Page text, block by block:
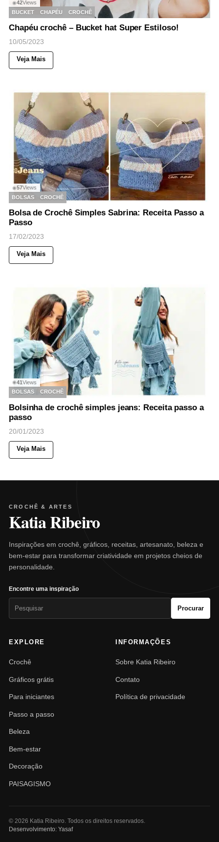
◉42Views
BUCKET
CHAPÉU CROCHÊ
Chapéu crochê – Bucket hat Super Estiloso!
10/05/2023
Veja Mais
◉57Views
BOLSAS
CROCHÊ
Bolsa de Crochê Simples Sabrina: Receita Passo a
Passo
17/02/2023
Veja Mais
◉41Views
BOLSAS
CROCHÊ
Bolsinha de crochê simples jeans: Receita passo a
passo
20/01/2023
Veja Mais
CROCHÊ & ARTES
Katia Ribeiro
Inspirações em crochê, gráficos, receitas, artesanato, beleza e
bem-estar para transformar criatividade em projetos cheios de
personalidade.
Encontre uma inspiração
Procurar
EXPLORE
Crochê
Gráficos grátis
Para iniciantes
Passo a passo
Beleza
Bem-estar
Decoração
PAISAGISMO
INFORMAÇÕES
Sobre Katia Ribeiro
Contato
Política de privacidade
© 2026 Katia Ribeiro. Todos os direitos reservados.
Desenvolvimento: Yasaf